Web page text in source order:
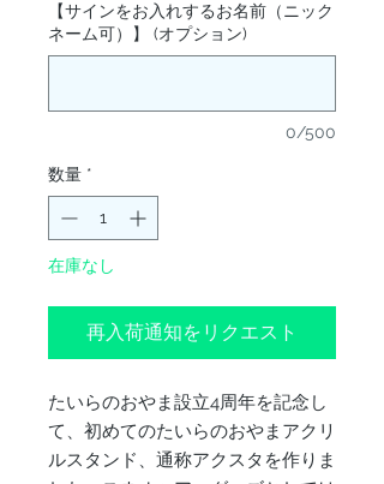
【サインをお入れするお名前（ニック
ネーム可）】 (オプション)
0/500
数量 *
在庫なし
再入荷通知をリクエスト
たいらのおやま設立4周年を記念し
て、初めてのたいらのおやまアクリ
ルスタンド、通称アクスタを作りま